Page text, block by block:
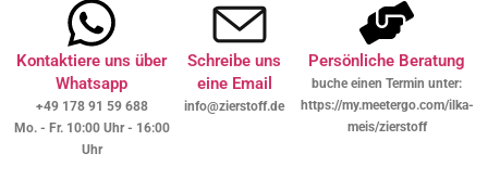
Kontaktiere uns über
Whatsapp
+49 178 91 59 688
Mo. - Fr. 10:00 Uhr - 16:00
Uhr
Schreibe uns
eine Email
info@zierstoff.de
Persönliche Beratung
buche einen Termin unter:
https://my.meetergo.com/ilka-
meis/zierstoff